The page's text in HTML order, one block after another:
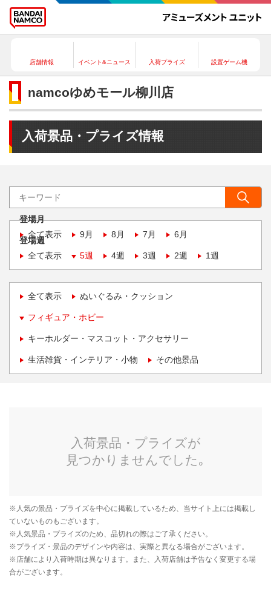
店舗情報 イベント&ニュース 入荷プライズ 設置ゲーム機
namcoゆめモール柳川店
入荷景品・プライズ情報
登場月
全て表示
9月 8月 7月 6月
登場週
全て表示
5週 4週 3週 2週 1週
全て表示 ぬいぐるみ・クッション
フィギュア・ホビー
キーホルダー・マスコット・アクセサリー
生活雑貨・インテリア・小物 その他景品